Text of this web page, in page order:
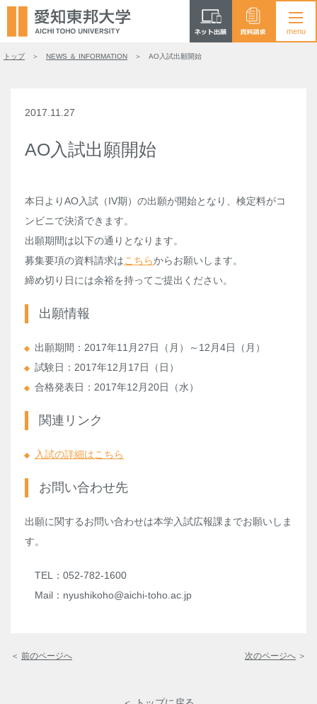
トップ NEWS ＆ INFORMATION AO入試出願開始
2017.11.27
AO入試出願開始
本日よりAO入試（IV期）の出願が開始となり、検定料がコ
ンビニで決済できます。
出願期間は以下の通りとなります。
募集要項の資料請求はこちらからお願いします。
締め切り日には余裕を持ってご提出ください。
出願情報
出願期間：2017年11月27日（月）～12月4日（月）
試験日：2017年12月17日（日）
合格発表日：2017年12月20日（水）
関連リンク
入試の詳細はこちら
お問い合わせ先
出願に関するお問い合わせは本学入試広報課までお願いしま
す。
TEL：052-782-1600
Mail：nyushikoho@aichi-toho.ac.jp
＜ 前のページへ 次のページへ ＞